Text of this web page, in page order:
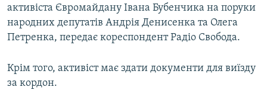
КТАТ
ДОЛУЧАЙСЯ!
активіста Євромайдану Івана Бубенчика на поруки
народних депутатів Андрія Денисенка та Олега
Петренка, передає кореспондент Радіо Свобода.
Крім того, активіст має здати документи для виїзду
за кордон.